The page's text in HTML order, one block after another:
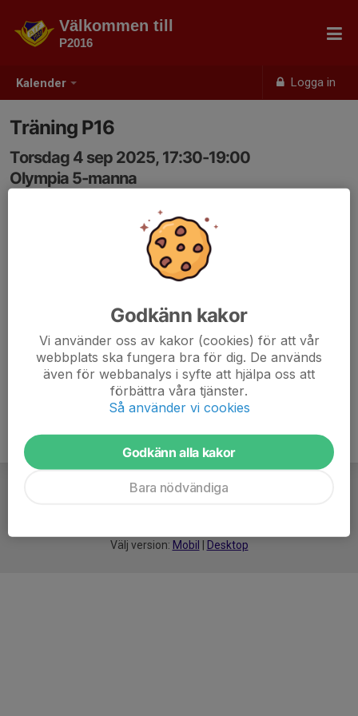
Kalender Logga in
Välkommen till
P2016
Träning P16
Torsdag 4 sep 2025, 17:30-19:00
Olympia 5-manna
Välj version: Mobil Desktop
Godkänn kakor
Vi använder oss av kakor (cookies) för att vår
webbplats ska fungera bra för dig. De används
även för webbanalys i syfte att hjälpa oss att
förbättra våra tjänster.
Så använder vi cookies
Godkänn alla kakor
Bara nödvändiga